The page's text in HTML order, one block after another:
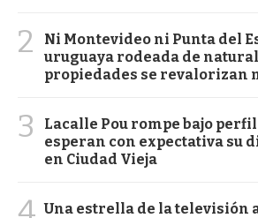
2
Ni Montevideo ni Punta del
uruguaya rodeada de
propiedades se revalorizan
3
Lacalle Pou rompe bajo
esperan con expectativa su
en Ciudad Vieja
Una estrella de la televisión